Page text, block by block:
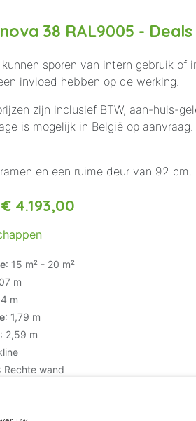
38 RAL9005 - Deals
sporen van intern gebruik of
invloed hebben op de werking.
zijn inclusief BTW, aan-huis-
is mogelijk in België op
en een ruime deur van 92 cm.
€ 4.193,00
: 15 m² - 20 m²
m
m
: 1,79 m
: 2,59 m
: Rechte wand